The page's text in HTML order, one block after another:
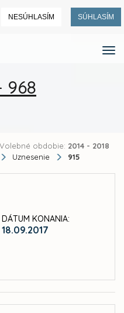
NESÚHLASÍM SÚHLASÍM
968
Volebné obdobie: 2014 - 2018
Uznesenie 915
DÁTUM KONANIA:
18.09.2017